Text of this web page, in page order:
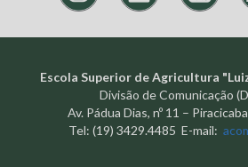
Escola Superior de Agricultura
Divisão de Comunicação
Av. Pádua Dias, nº 11 –
Tel: (19) 3429.4485 E-mail: